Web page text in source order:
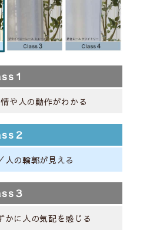
１
や人の動作がわかる
２
人の輪郭が見える
３
かに人の気配を感じる